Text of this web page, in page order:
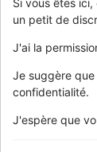
Si vous êtes
un petit de
J'ai la
Je suggère
confidentialité.
J'espère que